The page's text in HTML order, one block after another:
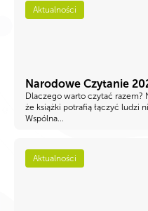
Aktualności
Narodowe Czytanie
Dlaczego warto czytać razem?
że książki potrafią łączyć ludzi
Wspólna...
Aktualności